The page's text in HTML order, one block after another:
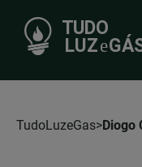
TudoLuzeGas Diogo